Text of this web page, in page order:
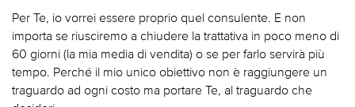
Per Te, io vorrei essere proprio quel consulente. E non
importa se riusciremo a chiudere la trattativa in poco meno di
60 giorni (la mia media di vendita) o se per farlo servirà più
tempo. Perché il mio unico obiettivo non è raggiungere un
traguardo ad ogni costo ma portare Te, al traguardo che